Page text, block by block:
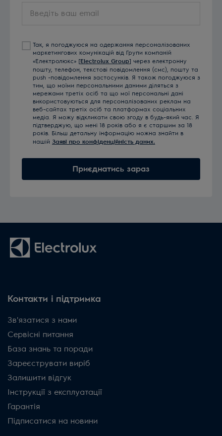
Так, я погоджуюся на одержання персоналізованих
маркетингових комунікацій від Групи компаній
«Електролюкс» [Electrolux Group] через електронну
пошту, телефон, текстові повідомлення (смс), пошту та
push -повідомлення застосунків. Я також погоджуюся з
тим, що моїми персональними даними діляться з
мережами третіх осіб та що мої персональні дані
використовуються для персоналізованих реклам на
веб-сайтах третіх осіб та платформах соціальних
медіа. Я можу відкликати свою згоду в будь-який час. Я
підтверджую, що мені 18 років або я є старшим за 18
років. Більш детальну інформацію можна знайти в
нашій Заяві про конфіденційність даних.
Приєднатись зараз
Контакти і підтримка
Зв'язатися з нами
Сервісні питання
База знань та поради
Зареєструвати виріб
Залишити відгук
Інструкції з експлуатації
Гарантія
Підписатися на новини